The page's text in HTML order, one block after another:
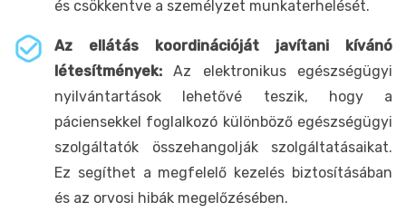
és csökkentve a személyzet munkaterhelését.
Az ellátás koordinációját javítani kívánó
létesítmények: Az elektronikus egészségügyi
nyilvántartások lehetővé teszik, hogy a
páciensekkel foglalkozó különböző egészségügyi
szolgáltatók összehangolják szolgáltatásaikat.
Ez segíthet a megfelelő kezelés biztosításában
és az orvosi hibák megelőzésében.